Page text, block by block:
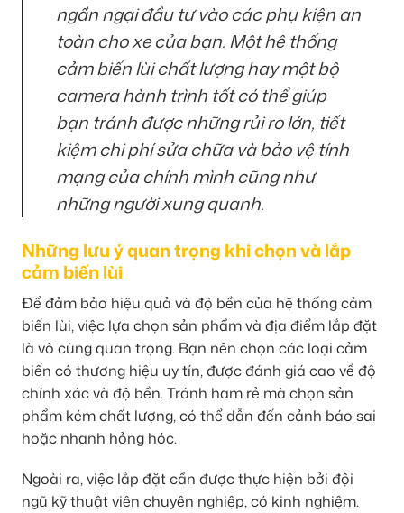
ngần ngại đầu tư vào các phụ kiện an
toàn cho xe của bạn. Một hệ thống
cảm biến lùi chất lượng hay một bộ
camera hành trình tốt có thể giúp
bạn tránh được những rủi ro lớn, tiết
kiệm chi phí sửa chữa và bảo vệ tính
mạng của chính mình cũng như
những người xung quanh.
Những lưu ý quan trọng khi chọn và lắp
cảm biến lùi
Để đảm bảo hiệu quả và độ bền của hệ thống cảm
biến lùi, việc lựa chọn sản phẩm và địa điểm lắp đặt
là vô cùng quan trọng. Bạn nên chọn các loại cảm
biến có thương hiệu uy tín, được đánh giá cao về độ
chính xác và độ bền. Tránh ham rẻ mà chọn sản
phẩm kém chất lượng, có thể dẫn đến cảnh báo sai
hoặc nhanh hỏng hóc.
Ngoài ra, việc lắp đặt cần được thực hiện bởi đội
ngũ kỹ thuật viên chuyên nghiệp, có kinh nghiệm.